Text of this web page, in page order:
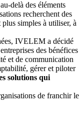
delà des éléments
recherchent des
simples à utiliser, à
IVELEM a décidé
des bénéfices
et de communication
gérer et piloter
solutions qui
de franchir le